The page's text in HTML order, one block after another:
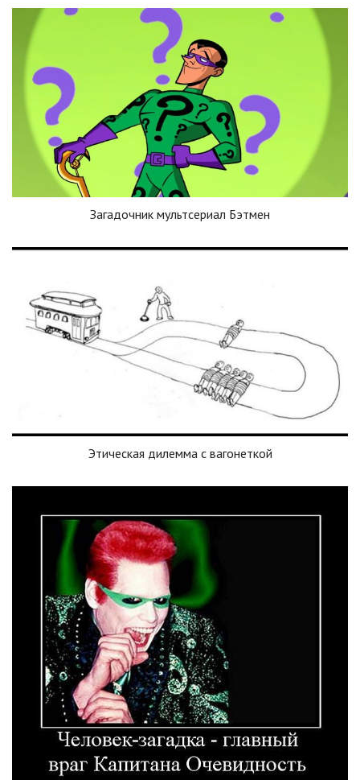
Загадочник мультсериал Бэтмен
Этическая дилемма с вагонеткой